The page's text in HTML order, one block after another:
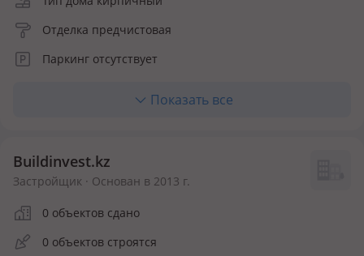
Отделка предчистовая
Паркинг отсутствует
Показать все
Buildinvest.kz
Застройщик · Основан в 2013 г.
0 объектов сдано
0 объектов строятся